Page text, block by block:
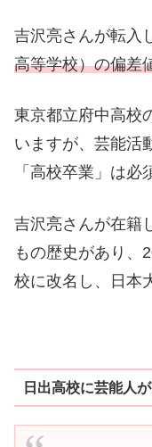
吉沢亮さんが転入
高等学校）の偏差
東京都立府中高校
いますが、芸能活
「高校卒業」は必
吉沢亮さんが在籍
もの歴史があり、
校に改名し、日本
日出高校に芸能人